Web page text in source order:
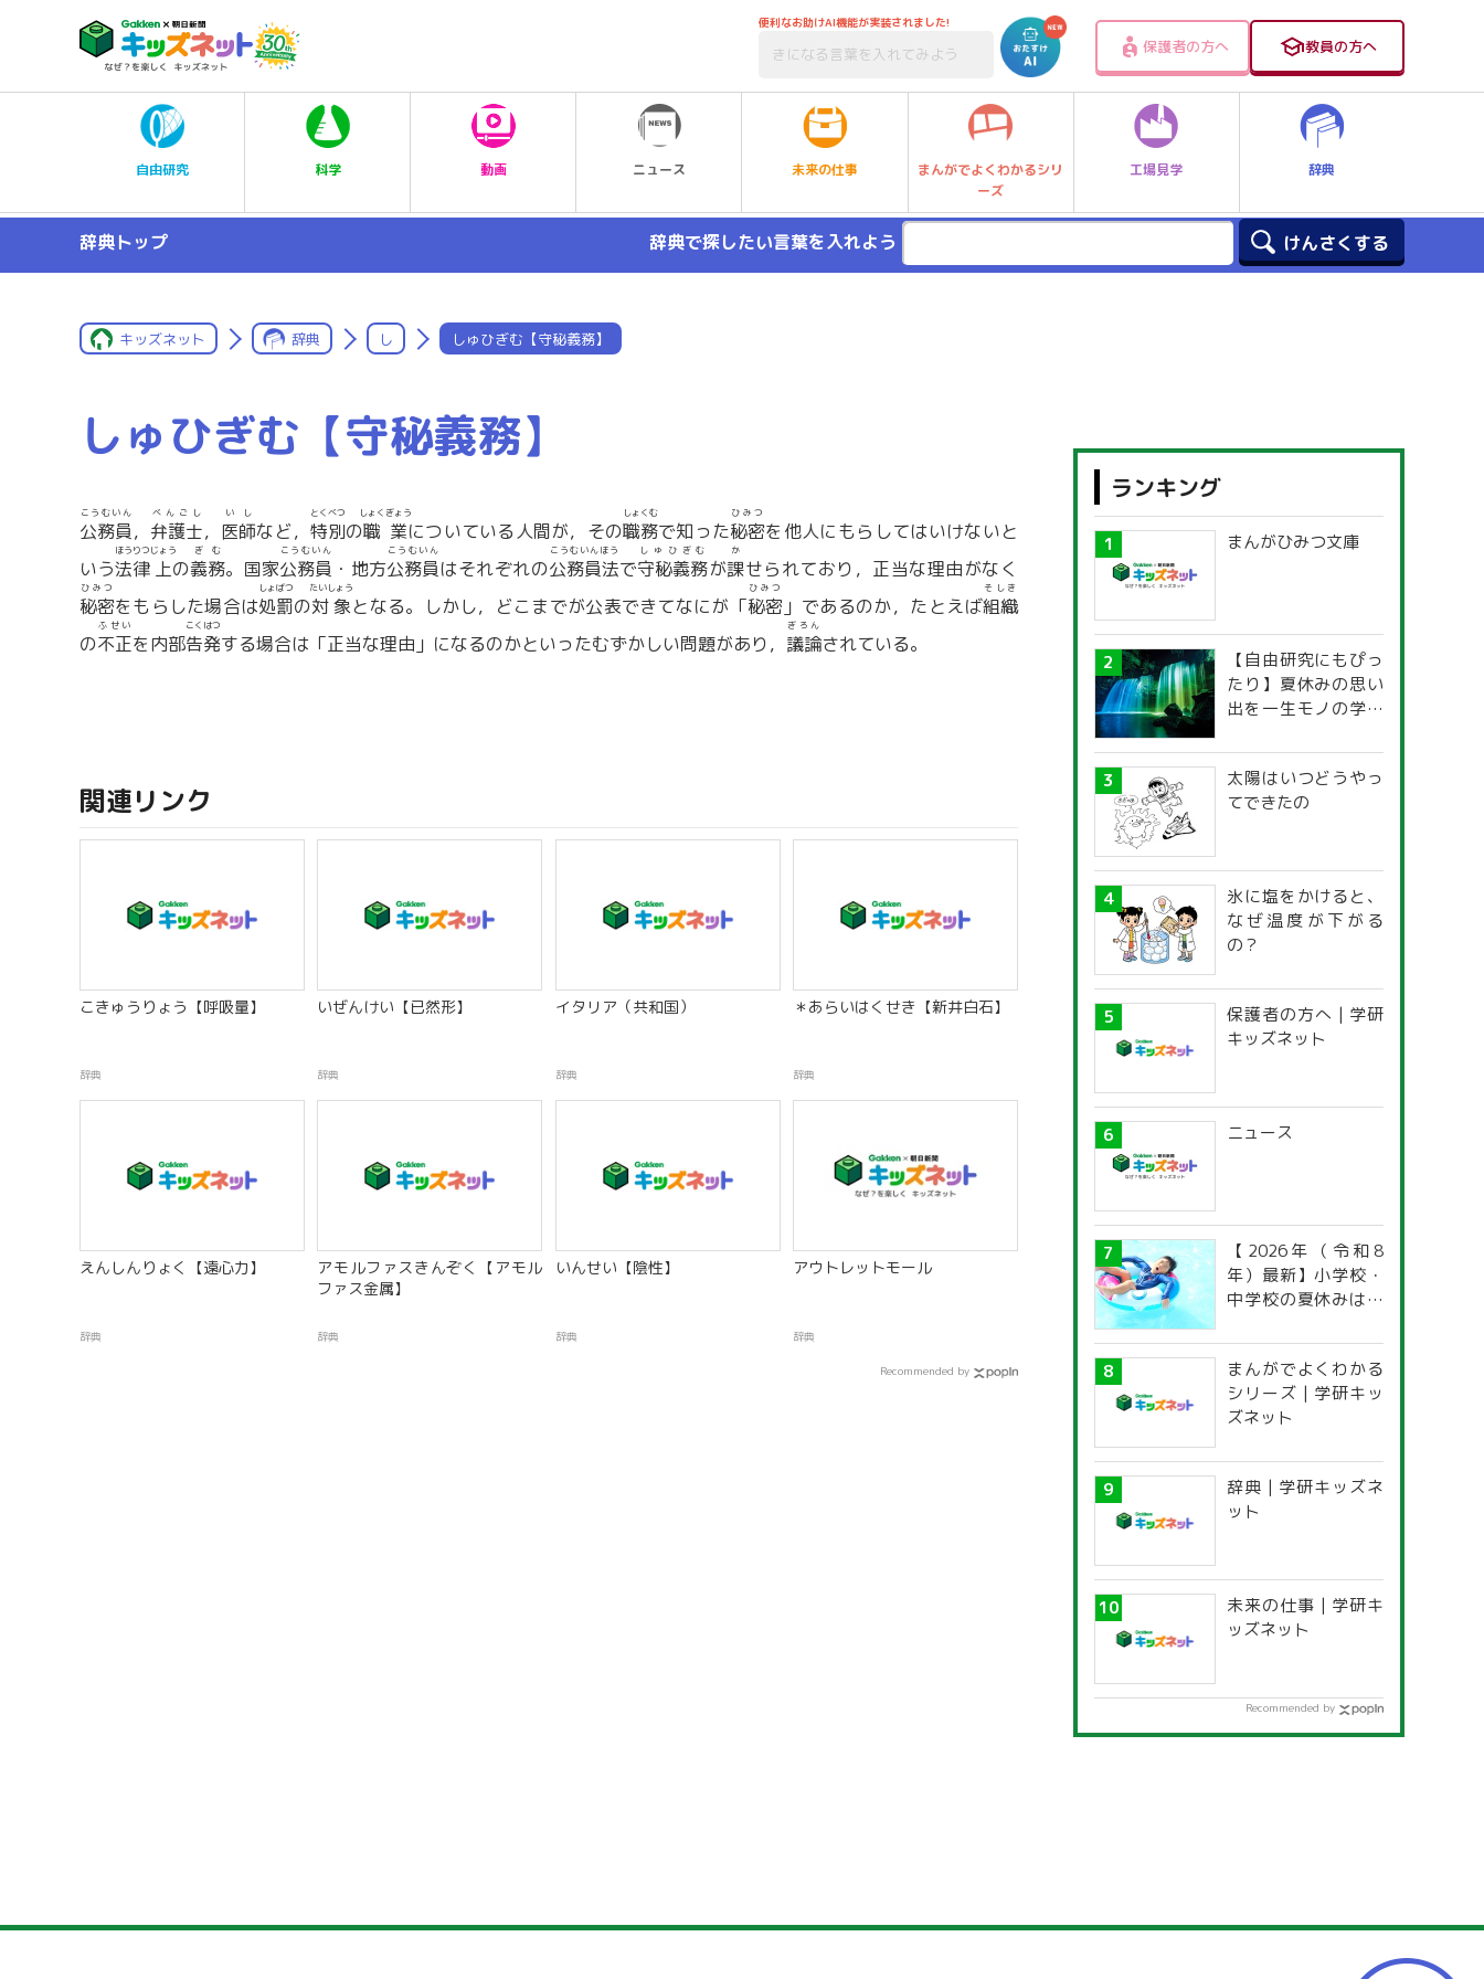
便利なお助けAI機能が実装されました!
保護者の方へ 教員の方へ
自由研究 科学 動画 ニュース 未来の仕事
まんがでよくわかるシリ
ーズ
工場見学 辞典
辞典トップ 辞典で探したい言葉を入れよう
キッズネット 辞典 し しゅひぎむ【守秘義務】
しゅひぎむ【守秘義務】
公務員
こうむいん
， 弁護士
べんごし
， 医師
いし
など， 特別
とくべつ
の職業
しょくぎょう
についている人間が，その職務
しょくむ
で知った秘密
ひみつ
を他人にもらしてはいけないと
いう法律
ほうりつ
上
じょう
の義務
ぎむ
。国家公務員
こうむいん
・地方公務員
こうむいん
はそれぞれの公務員法
こうむいんほう
で守秘義務
しゅひぎむ
が課
か
せられており，正当な理由がなく
秘密
ひみつ
をもらした場合は処罰
しょばつ
の対象
たいしょう
となる。しかし，どこまでが公表できてなにが「秘密
ひみつ
」であるのか，たとえば組織
そしき
の不正
ふせい
を内部告発
こくはつ
する場合は「正当な理由」になるのかといったむずかしい問題があり， 議論
ぎろん
されている。
関連リンク
こきゅうりょう【呼吸量】
辞典
いぜんけい【已然形】
辞典
イタリア（共和国）
辞典
＊あらいはくせき【新井白石】
辞典
えんしんりょく【遠心力】
辞典
アモルファスきんぞく【アモル
ファス金属】
辞典
いんせい【陰性】
辞典
アウトレットモール
辞典
Recommended by
ランキング
まんがひみつ文庫
【自由研究にもぴっ
たり】夏休みの思い
出を一生モノの学び
探究ガイド
太陽はいつどうやっ
てできたの
氷に塩をかけると、
なぜ温度が下がる
の？
保護者の方へ | 学研
キッズネット
ニュース
【2026年（令和8
年）最新】小学校・
中学校の夏休みはい
道府県別「夏季休暇
一覧」
まんがでよくわかる
シリーズ | 学研キッ
ズネット
辞典 | 学研キッズネ
ット
未来の仕事 | 学研キ
ッズネット
Recommended by